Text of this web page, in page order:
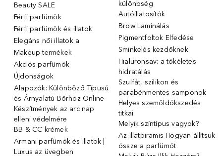
Beauty SALE
Férfi parfümök
Férfi parfümök és illatok
Elegáns női illatok ️a
Makeup termékek
Akciós parfümök
Újdonságok
Alapozók: Különböző Típusú
és Árnyalatú Bőrhöz Online
Készítmények az arc nap
elleni védelmére
BB & CC krémek
Armani parfümök és illatok |
Luxus az üvegben
különbség
Autóillatosítók
Brow Laminálás
Pigmentfoltok Elfedése
Sminkelés kezdőknek
Hialuronsav: a tökéletes
hidratálás
Szulfát, szilikon és
parabénmentes samponok
Helyes szemöldökszedés
titkai
Melyik színtípus vagyok?
Az illatpiramis Hogyan állítsuk
össze a parfümöt